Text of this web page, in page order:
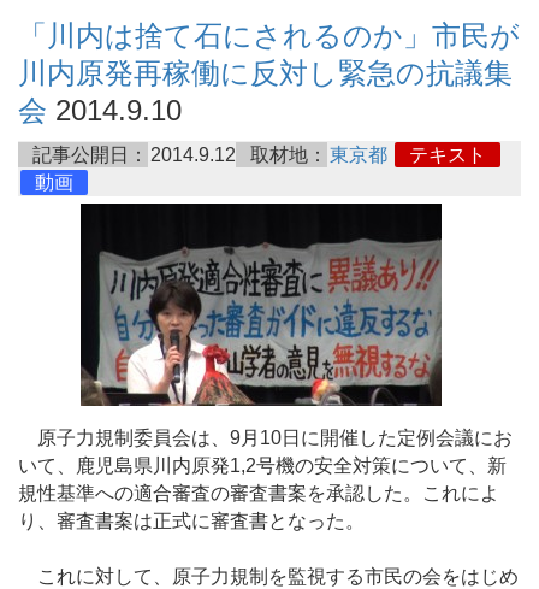
「川内は捨て石にされるのか」市民が
川内原発再稼働に反対し緊急の抗議集
会 2014.9.10
記事公開日： 2014.9.12 取材地： 東京都
テキスト
動画
原子力規制委員会は、9月10日に開催した定例会議にお
いて、鹿児島県川内原発1,2号機の安全対策について、新
規性基準への適合審査の審査書案を承認した。これによ
り、審査書案は正式に審査書となった。
これに対して、原子力規制を監視する市民の会をはじめ